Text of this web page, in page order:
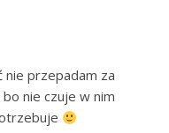
nie przepadam za
nie czuje w nim